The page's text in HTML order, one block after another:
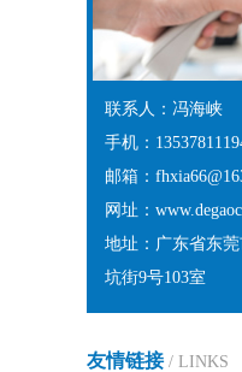
联系人：冯海峡
手机：
邮箱：
网址：
地址：广东省
坑街9号103室
友情链接 / LINKS